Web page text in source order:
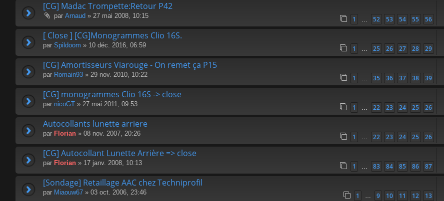
[CG] Madac Trompette:Retour P42
par Arnaud » 27 mai 2008, 10:15 1 … 52 53 54 55 56
[ Close ] [CG]Monogrammes Clio 16S.
par Spildoom » 10 déc. 2016, 06:59 1 … 25 26 27 28 29
[CG] Amortisseurs Viarouge - On remet ça P15
par Romain93 » 29 nov. 2010, 10:22 1 … 35 36 37 38 39
[CG] monogrammes Clio 16S -> close
par nicoGT » 27 mai 2011, 09:53 1 … 22 23 24 25 26
Autocollants lunette arriere
par Florian » 08 nov. 2007, 20:26 1 … 22 23 24 25 26
[CG] Autocollant Lunette Arrière => close
par Florian » 17 janv. 2008, 10:13 1 … 83 84 85 86 87
[Sondage] Retaillage AAC chez Techniprofil
par Miaouw67 » 03 oct. 2006, 23:46 1 … 9 10 11 12 13